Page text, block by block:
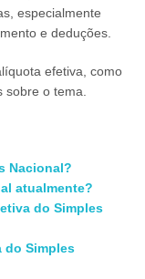
especialmente
e deduções.
efetiva, como
o tema.
Nacional?
atualmente?
do Simples
do Simples